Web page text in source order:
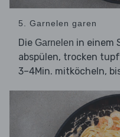
5. Garnelen garen
Die Garnelen in einem
abspülen, trocken
3–4Min. mitköcheln,